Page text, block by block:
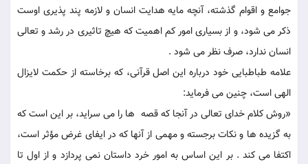
جوامع و اقوام گذشته، آنچه مايه هدايت انسان و لازمه پند پذيرى اوست
ذكر می شود، و از بسيارى امور كم اهميت كه هيچ تاثيرى در رشد و تعالى
انسان ندارد، صرف نظر مى ‏شود .
علامه طباطبايى خود درباره اين اصل قرآنى، كه برخاسته از حكمت لايزال
الهى است، چنين می فرمايد:
«روش كلام خداى تعالى در آنجا كه قصه ها را مى ‏سرايد، بر اين است كه
به گزيده ها و نكات برجسته و مهمى از آنها كه در ايفاى غرض مؤثر است،
اكتفا می كند . بر اين اساس به امور خرد داستان نمی پردازد و از اول تا